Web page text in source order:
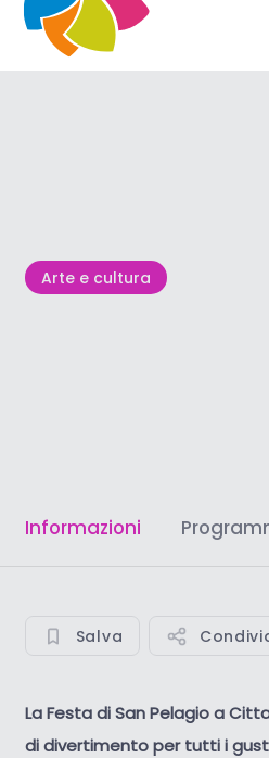
Arte e cultura
Informazioni
Salva
La Festa di San Pelagio a
di divertimento per tutti i